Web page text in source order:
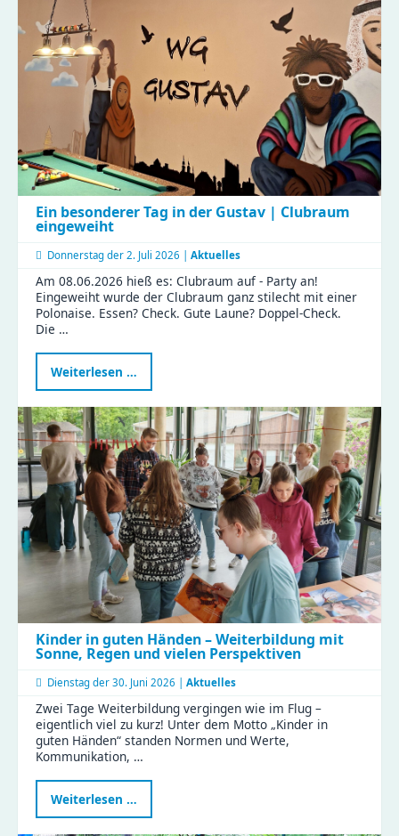
Ein besonderer Tag in der Gustav | Clubraum
eingeweiht
Donnerstag der 2. Juli 2026 | Aktuelles
Am 08.06.2026 hieß es: Clubraum auf - Party an!
Eingeweiht wurde der Clubraum ganz stilecht mit einer
Polonaise. Essen? Check. Gute Laune? Doppel-Check.
Die …
Weiterlesen …
besonderer
Tag
in
der
Gustav
|
Clubraum
eingeweiht
Kinder in guten Händen – Weiterbildung mit
Sonne, Regen und vielen Perspektiven
Dienstag der 30. Juni 2026 | Aktuelles
Zwei Tage Weiterbildung vergingen wie im Flug –
eigentlich viel zu kurz! Unter dem Motto „Kinder in
guten Händen“ standen Normen und Werte,
Kommunikation, …
Weiterlesen …
in